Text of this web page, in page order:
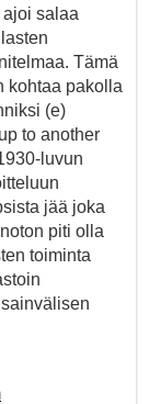
salaa
Tämä
kohtaa pakolla
(e)
to another
luvun
jää joka
piti olla
toiminta